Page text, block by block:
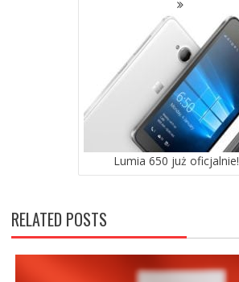
Lumia 650 już oficjalnie!
RELATED POSTS